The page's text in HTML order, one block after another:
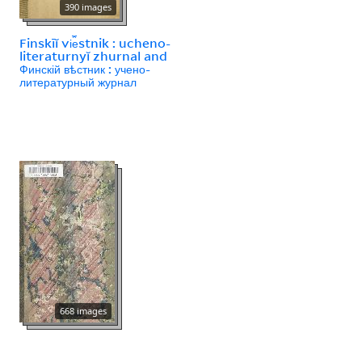
390 images
Finskīĭ vi︠e︡stnik : ucheno-
literaturnyĭ zhurnal and
Финскій вѣстник : учено-
литературный журнал
668 images